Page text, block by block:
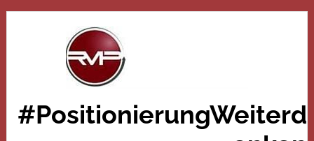
#PositionierungWeiterd